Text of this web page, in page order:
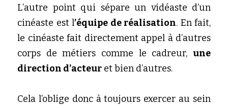
L’autre point qui sépare un vidéaste d’un
cinéaste est l’équipe de réalisation. En fait,
le cinéaste fait directement appel à d’autres
corps de métiers comme le cadreur, une
direction d’acteur et bien d’autres.
Cela l’oblige donc à toujours exercer au sein